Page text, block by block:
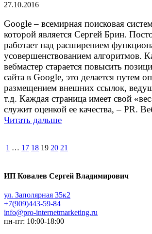
27.10.2016
Google – всемирная поисковая
которой является Сергей Брин.
работает над расширением
усовершенствованием алгоритмов.
вебмастер старается повысить
сайта в Google, это делается путем
размещением внешних ссылок,
т.д. Каждая страница имеет свой
служит оценкой ее качества, – PR.
Читать дальше
по
Страница
1 … Страница
17 Страница
18 Страница
19 Страница
20 Страница
21
ИП Ковалев Сергей Владимирович
ул. Заполярная 35к2
+7(909)443-59-84
info@pro-internetmarketing.ru
пн-пт: 10:00-18:00